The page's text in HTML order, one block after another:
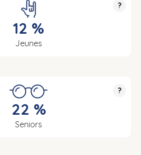
?
12 %
Jeunes
?
22 %
Seniors